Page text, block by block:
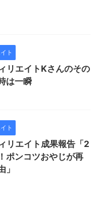
ト
リエイトKさんのその
は一瞬
ト
リエイト成果報告「2
ポンコツおやじが再
」